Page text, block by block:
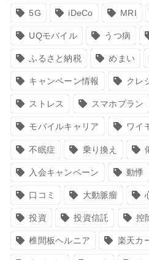
5G iDeCo MRI
UQモバイル うつ病
ふるさと納税 めまい
キャンペーン情報 クレ
ストレス スマホプラン
モバイルキャリア ワイ
不眠症 乗り換え
入会キャンペーン 動悸
口コミ 大動脈瘤
投資 投資信託 控
椎間板ヘルニア 楽天カ